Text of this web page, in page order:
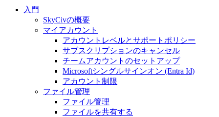
入門
SkyCivの概要
マイアカウント
アカウントレベルとサポートポリシー
サブスクリプションのキャンセル
チームアカウントのセットアップ
Microsoftシングルサインオン (Entra Id)
アカウント制限
ファイル管理
ファイル管理
ファイルを共有する